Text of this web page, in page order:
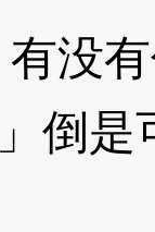
没有
倒是